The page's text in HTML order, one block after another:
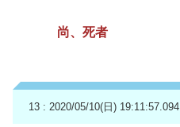
尚、死者
13 : 2020/05/10(日) 19:11:57.094